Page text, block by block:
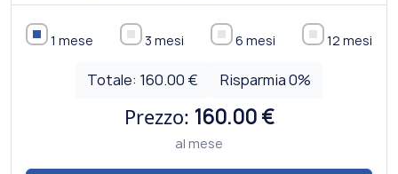
1 mese 3 mesi 6 mesi 12 mesi
Totale: 160.00 € Risparmia0%
Prezzo: 160.00 €
al mese